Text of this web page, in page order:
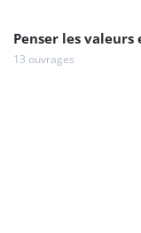
Penser les
13 ouvrages